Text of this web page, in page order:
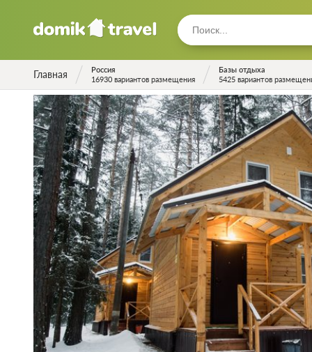
Главная
Россия
16930 вариантов размещения
Базы отдыха
5425 вариантов